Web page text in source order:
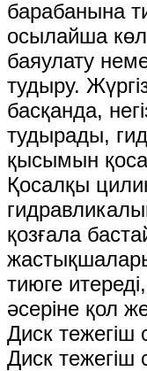
барабанына
осылайша
баяулату
тудыру.
басқанда,
тудырады,
қысымын
Қосалқы
қозғала
тиюге
әсеріне қол
Диск тежегіш
Диск тежегіш